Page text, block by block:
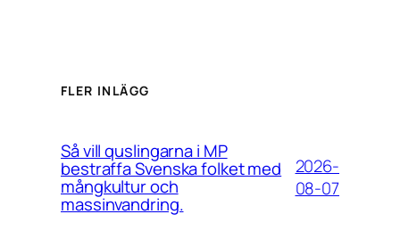
FLER INLÄGG
Så vill quslingarna i MP
bestraffa Svenska folket med
mångkultur och
massinvandring.
2026-
08-07